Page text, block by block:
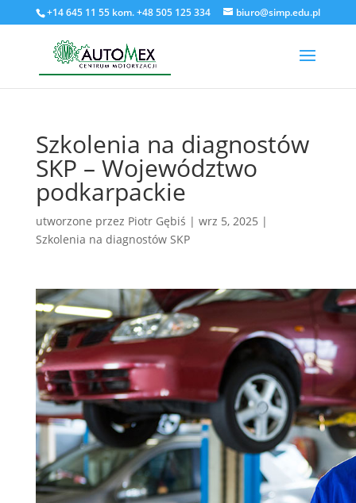
+14 645 11 55 kom. +48 505 125 334 biuro@simp.edu.pl
Szkolenia na diagnostów
SKP – Województwo
podkarpackie
utworzone przez Piotr Gębiś | wrz 5, 2025 |
Szkolenia na diagnostów SKP